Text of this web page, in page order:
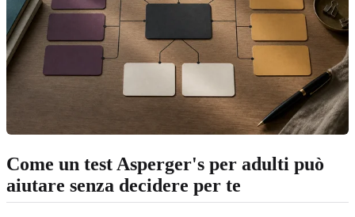
Come un test Asperger's per adulti può
aiutare senza decidere per te